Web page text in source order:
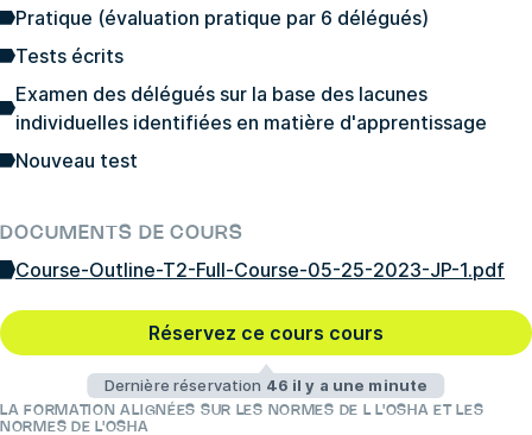
Pratique (évaluation pratique par 6 délégués)
Tests écrits
Examen des délégués sur la base des lacunes
individuelles identifiées en matière d'apprentissage
Nouveau test
DOCUMENTS DE COURS
Course-Outline-T2-Full-Course-05-25-2023-JP-1.pdf
Réservez ce cours cours
Dernière réservation 46 il y a une minute
LA FORMATION ALIGNÉES SUR LES NORMES DE L L'OSHA ET LES
NORMES DE L'OSHA